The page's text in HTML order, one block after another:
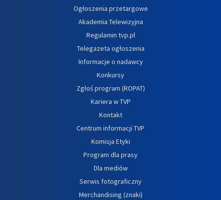
Ogłoszenia przetargowe
Akademia Telewizyjna
Regulamin tvp.pl
Telegazeta ogłoszenia
Informacje o nadawcy
Konkursy
Zgłoś program (ROPAT)
Kariera w TVP
Kontakt
Centrum informacji TVP
Komisja Etyki
Program dla prasy
Dla mediów
Serwis fotograficzny
Merchandising (znaki)